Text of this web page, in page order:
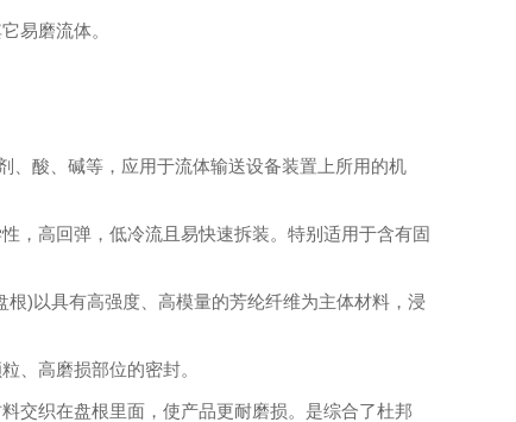
易磨流体。
、酸、碱等，应用于流体输送设备装置上所用的机
，高回弹，低冷流且易快速拆装。特别适用于含有固
)以具有高强度、高模量的芳纶纤维为主体材料，浸
、高磨损部位的密封。
交织在盘根里面，使产品更耐磨损。是综合了杜邦